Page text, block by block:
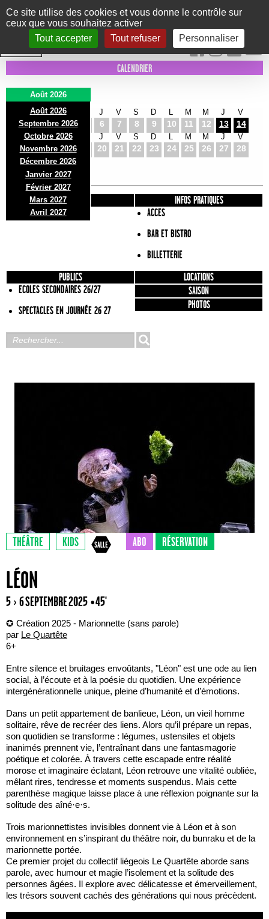
Panneau de gestion des cookies
Ce site utilise des cookies et vous donne le contrôle sur
ceux que vous souhaitez activer
Tout accepter
Tout refuser Personnaliser
Le Marni
CONCERTS DANSE/CIRQUE THÉÂTRE KIDS EXPOS EVENTS
INTRA MUROS
CALENDRIER
Août 2026
Août 2026
Septembre 2026
Octobre 2026
Novembre 2026
Décembre 2026
Janvier 2027
Février 2027
Mars 2027
Avril 2027
D
2
L
3
M
4
J
6
V
7
S
8
D
9 10
M
11
M
12
J
13
V
14
D
16
L
17
M
18
J
20
V
21
S
22
D
23 24
M
25
M
26
J
27
V
28
D
30
L
31
PRÉSENTATION
INFOS PRATIQUES
ACCES
BAR ET BISTRO
BILLETTERIE
PUBLICS
ECOLES SECONDAIRES 26/27
SPECTACLES EN JOURNÉE 26 27
LOCATIONS
SAISON
PHOTOS
THÉÂTRE KIDS ABO RÉSERVATION
LÉON
5 › 6 SEPTEMBRE 2025 • 45'
✪ Création 2025 - Marionnette (sans parole)
par Le Quartête
6+
Entre silence et bruitages envoûtants, "Léon" est une ode au lien
social, à l’écoute et à la poésie du quotidien. Une expérience
intergénérationnelle unique, pleine d’humanité et d’émotions.
Dans un petit appartement de banlieue, Léon, un vieil homme
solitaire, rêve de recréer des liens. Alors qu’il prépare un repas,
son quotidien se transforme : légumes, ustensiles et objets
inanimés prennent vie, l’entraînant dans une fantasmagorie
poétique et colorée. À travers cette escapade entre réalité
morose et imaginaire éclatant, Léon retrouve une vitalité oubliée,
mêlant rires, tendresse et moments suspendus. Mais cette
parenthèse magique laisse place à une réflexion poignante sur la
solitude des aîné·e·s.
Trois marionnettistes invisibles donnent vie à Léon et à son
environnement en s’inspirant du théâtre noir, du bunraku et de la
marionnette portée.
Ce premier projet du collectif liégeois Le Quartête aborde sans
parole, avec humour et magie l’isolement et la solitude des
personnes âgées. Il explore avec délicatesse et émerveillement,
les trésors souvent cachés des générations qui nous précèdent.